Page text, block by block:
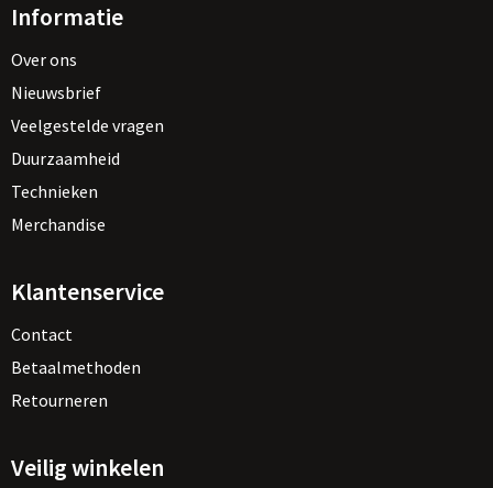
Informatie
Over ons
Nieuwsbrief
Veelgestelde vragen
Duurzaamheid
Technieken
Merchandise
Klantenservice
Contact
Betaalmethoden
Retourneren
Veilig winkelen